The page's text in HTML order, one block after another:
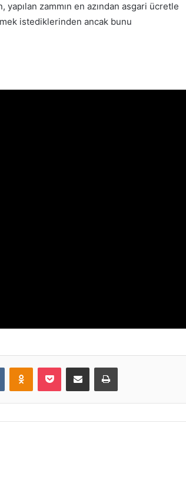
zammın en azından asgari ücretle
istediklerinden ancak bunu
VKontakteOdnoklassniki
Pocket E-Posta ile paylaş Yazdır